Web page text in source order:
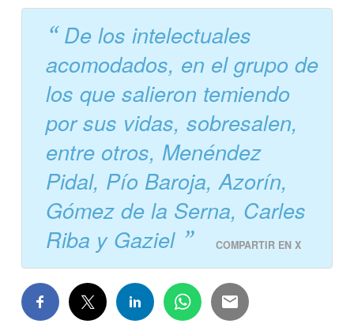
De los intelectuales
acomodados, en el grupo de
los que salieron temiendo
por sus vidas, sobresalen,
entre otros, Menéndez
Pidal, Pío Baroja, Azorín,
Gómez de la Serna, Carles
Riba y Gaziel
COMPARTIR EN X